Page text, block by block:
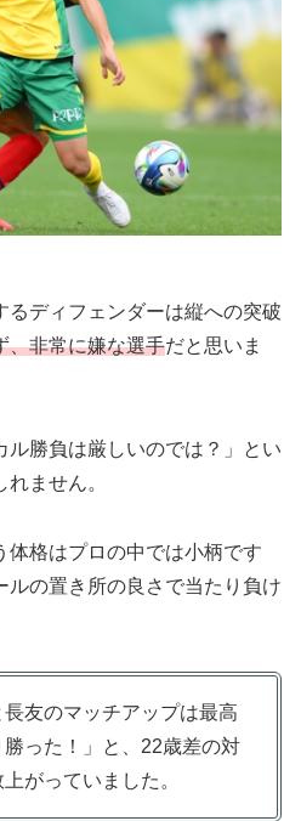
るディフェンダーは縦への突破
、非常に嫌な選手だと思いま
ル勝負は厳しいのでは？」とい
ません。
体格はプロの中では小柄です
ルの置き所の良さで当たり負け
友のマッチアップは最高
った！」と、22歳差の対
がっていました。